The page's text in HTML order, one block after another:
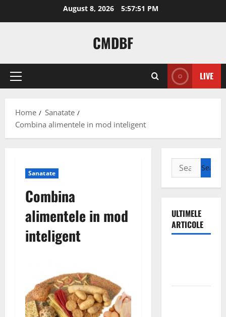
August 8, 2026 5:57:52 PM
CMDBF
Primary
LIVE
Home
Sanatate
Combina alimentele in mod inteligent
Sanatate
Combina
alimentele in mod
inteligent
Search
for:
ULTIMELE
ARTICOLE